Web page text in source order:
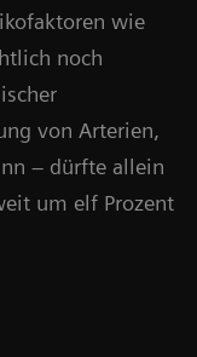
wie
noch
von Arterien,
– dürfte allein
um elf Prozent